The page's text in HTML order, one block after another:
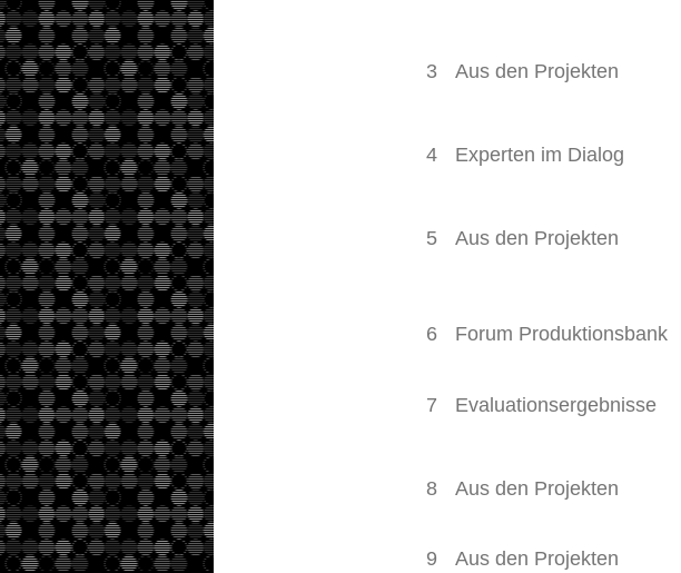
3 Aus den Projekten
4
Experten im Dialog
5 Aus den Projekten
6
Forum Produktionsbank
7 Evaluationsergebnisse
8 Aus den Projekten
9
Aus den Projekten